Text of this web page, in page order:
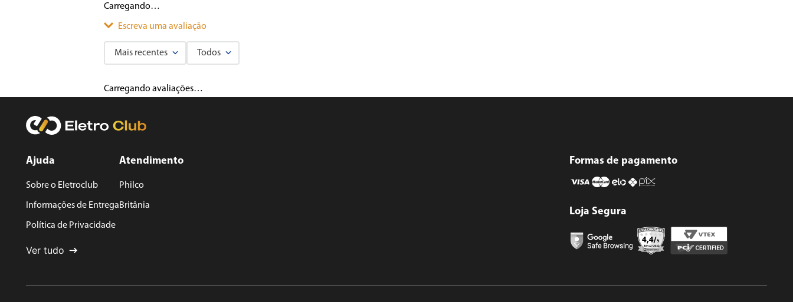
Carregando…
Escreva uma avaliação
Título
★★★★★
Mais recentes Todos
Carregando avaliações…
Ajuda
Sobre o Eletroclub
Informações de Entrega
Política de Privacidade
Ver tudo
Atendimento
Philco
Britânia
Formas de pagamento
Loja Segura